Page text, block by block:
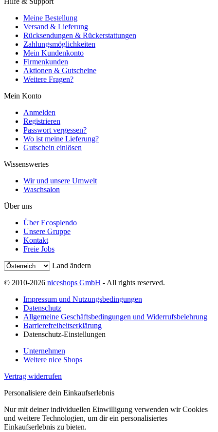
Meine Bestellung
Versand & Lieferung
Rücksendungen & Rückerstattungen
Zahlungsmöglichkeiten
Mein Kundenkonto
Firmenkunden
Aktionen & Gutscheine
Weitere Fragen?
Mein Konto
Anmelden
Registrieren
Passwort vergessen?
Wo ist meine Lieferung?
Gutschein einlösen
Wissenswertes
Wir und unsere Umwelt
Waschsalon
Über uns
Über Ecosplendo
Unsere Gruppe
Kontakt
Freie Jobs
Land ändern
© 2010-2026 niceshops GmbH - All rights reserved.
Impressum und Nutzungsbedingungen
Datenschutz
Allgemeine Geschäftsbedingungen und Widerrufsbelehrung
Barrierefreiheitserklärung
Datenschutz-Einstellungen
Unternehmen
Weitere nice Shops
Vertrag widerrufen
Personalisiere dein Einkaufserlebnis
Nur mit deiner individuellen Einwilligung verwenden wir Cookies
und weitere Technologien, um dir ein personalisiertes
Einkaufserlebnis zu bieten.